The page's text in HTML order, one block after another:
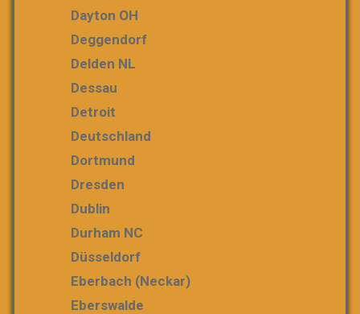
Dayton OH
Deggendorf
Delden NL
Dessau
Detroit
Deutschland
Dortmund
Dresden
Dublin
Durham NC
Düsseldorf
Eberbach (Neckar)
Eberswalde